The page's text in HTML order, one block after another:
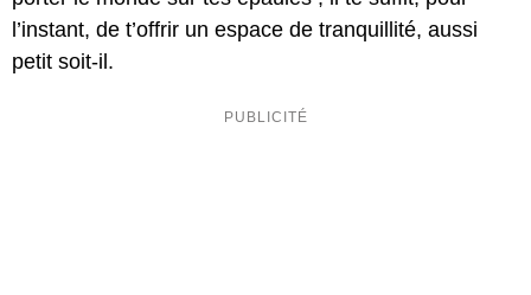
l’instant, de t’offrir un espace de tranquillité, aussi
petit soit-il.